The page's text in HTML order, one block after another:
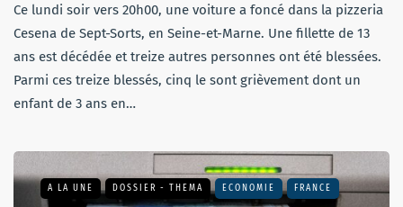
Ce lundi soir vers 20h00, une voiture a foncé dans la pizzeria
Cesena de Sept-Sorts, en Seine-et-Marne. Une fillette de 13
ans est décédée et treize autres personnes ont été blessées.
Parmi ces treize blessés, cinq le sont grièvement dont un
enfant de 3 ans en…
A LA UNE DOSSIER - THEMA ECONOMIE FRANCE